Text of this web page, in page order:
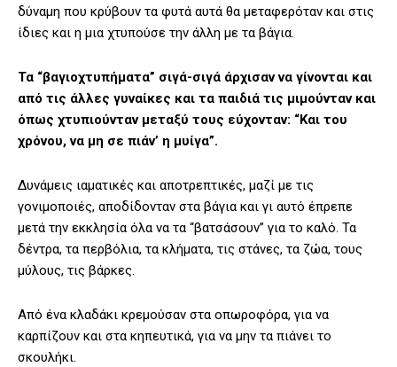
δύναμη που κρύβουν τα φυτά αυτά θα μεταφερόταν και στις
ίδιες και η μια χτυπούσε την άλλη με τα βάγια.
Τα “βαγιοχτυπήματα” σιγά-σιγά άρχισαν να γίνονται και
από τις άλλες γυναίκες και τα παιδιά τις μιμούνταν και
όπως χτυπιούνταν μεταξύ τους εύχονταν: “Και του
χρόνου, να μη σε πιάν’ η μυίγα”.
Δυνάμεις ιαματικές και αποτρεπτικές, μαζί με τις
γονιμοποιές, αποδίδονταν στα βάγια και γι αυτό έπρεπε
μετά την εκκλησία όλα να τα “βατσάσουν” για το καλό. Τα
δέντρα, τα περβόλια, τα κλήματα, τις στάνες, τα ζώα, τους
μύλους, τις βάρκες.
Από ένα κλαδάκι κρεμούσαν στα οπωροφόρα, για να
καρπίζουν και στα κηπευτικά, για να μην τα πιάνει το
σκουλήκι.